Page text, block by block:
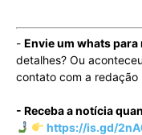
- Envie um whats para
detalhes? Ou
contato com a redação
- Receba a notícia
https://is.gd/